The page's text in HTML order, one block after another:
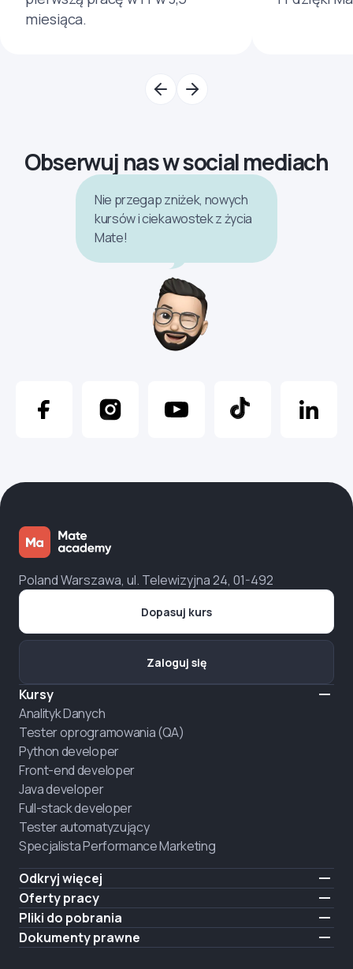
miesiąca.
Obserwuj nas w social mediach
Nie przegap zniżek, nowych
kursów i ciekawostek z życia
Mate!
Poland Warszawa, ul. Telewizyjna 24, 01-492
Kursy
Analityk Danych
Tester oprogramowania (QA)
Python developer
Front-end developer
Java developer
Full-stack developer
Tester automatyzujący
Specjalista Performance Marketing
Odkryj więcej
Formaty nauczania
O nas
Ogłoszenie
Oferty pracy
Zatrudnij absolwenta
Pliki do pobrania
iOS
Dokumenty prawne
Dopasuj kurs
Zaloguj się